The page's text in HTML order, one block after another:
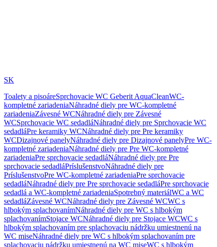
SK
Toalety a pisoáreSprchovacie WC Geberit AquaCleanWC-
kompletné zariadeniaNáhradné diely pre WC-kompletné
zariadeniaZávesné WCNáhradné diely pre Závesné
WCSprchovacie WC sedadláNáhradné diely pre Sprchovacie WC
sedadláPre keramiky WCNáhradné diely pre Pre keramiky
WCDizajnové panelyNáhradné diely pre Dizajnové panelyPre WC-
kompletné zariadeniaNáhradné diely pre Pre WC-kompletné
zariadeniaPre sprchovacie sedadláNáhradné diely pre Pre
sprchovacie sedadláPríslušenstvoNáhradné diely pre
PríslušenstvoPre WC-kompletné zariadeniaPre sprchovacie
sedadláNáhradné diely pre Pre sprchovacie sedadláPre sprchovacie
sedadlá a WC-kompletné zariadeniaSpotrebný materiálWC a WC
sedadláZávesné WCNáhradné diely pre Závesné WCWC s
hlbokým splachovanímNáhradné diely pre WC s hlbokým
splachovanímStojace WCNáhradné diely pre Stojace WCWC s
hlbokým splachovaním pre splachovaciu nádržku umiestnenú na
WC miseNáhradné diely pre WC s hlbokým splachovaním pre
splachovaciu nádržku umiestnenú na WC miseWC s hlbokým